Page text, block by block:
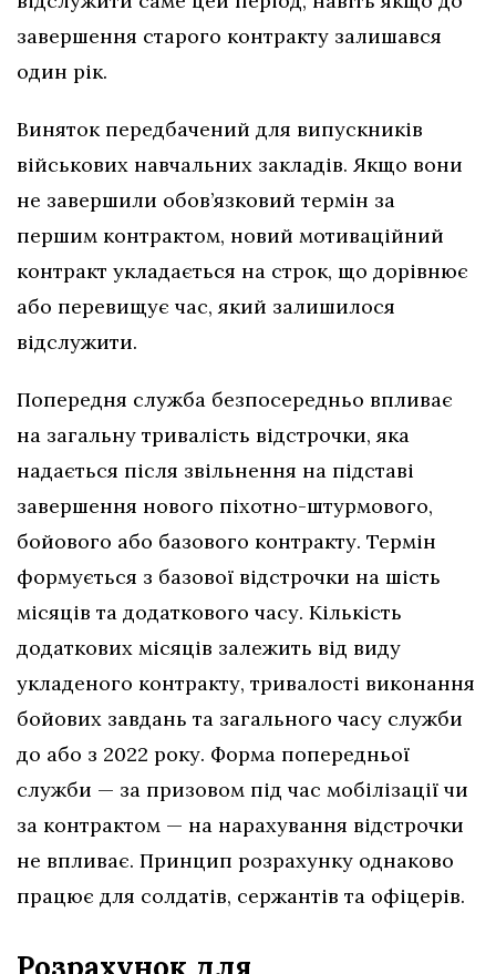
завершення старого контракту залишався
один рік.
Виняток передбачений для випускників
військових навчальних закладів. Якщо вони
не завершили обов’язковий термін за
першим контрактом, новий мотиваційний
контракт укладається на строк, що дорівнює
або перевищує час, який залишилося
відслужити.
Попередня служба безпосередньо впливає
на загальну тривалість відстрочки, яка
надається після звільнення на підставі
завершення нового піхотно-штурмового,
бойового або базового контракту. Термін
формується з базової відстрочки на шість
місяців та додаткового часу. Кількість
додаткових місяців залежить від виду
укладеного контракту, тривалості виконання
бойових завдань та загального часу служби
до або з 2022 року. Форма попередньої
служби — за призовом під час мобілізації чи
за контрактом — на нарахування відстрочки
не впливає. Принцип розрахунку однаково
працює для солдатів, сержантів та офіцерів.